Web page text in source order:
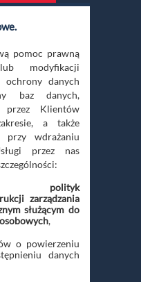
pomoc prawną
modyfikacji
ochrony danych
baz danych,
przez Klientów
a także
przy wdrażaniu
przez nas
polityk
zarządzania
służącym do
,
o powierzeniu
danych